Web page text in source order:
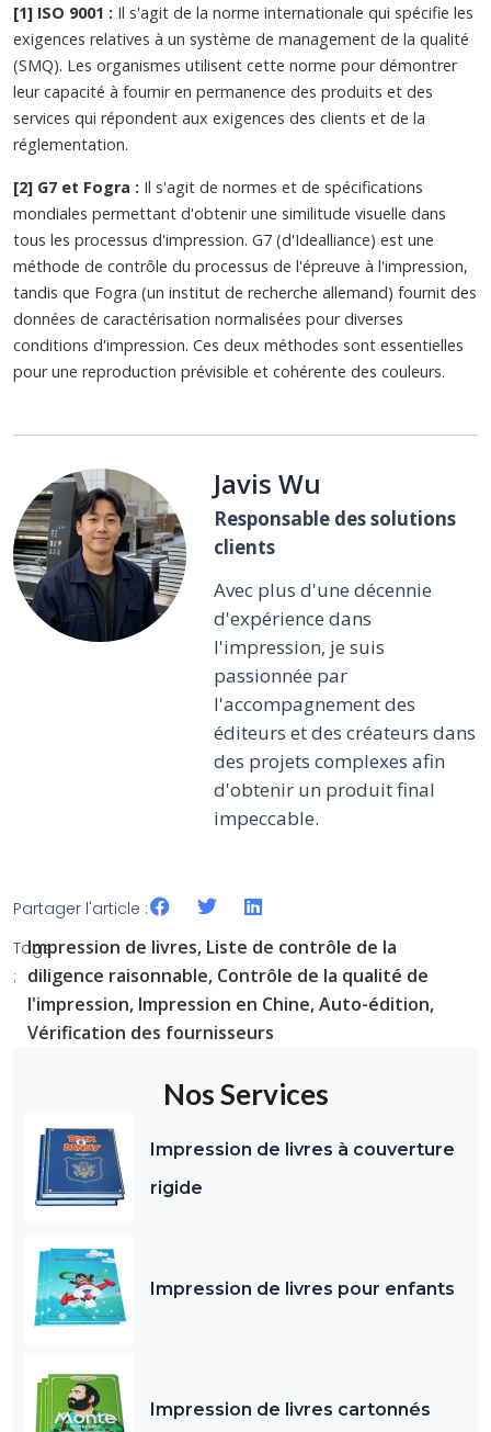
[1] ISO 9001 : Il s'agit de la norme internationale qui spécifie les
exigences relatives à un système de management de la qualité
(SMQ). Les organismes utilisent cette norme pour démontrer
leur capacité à fournir en permanence des produits et des
services qui répondent aux exigences des clients et de la
réglementation.
[2] G7 et Fogra : Il s'agit de normes et de spécifications
mondiales permettant d'obtenir une similitude visuelle dans
tous les processus d'impression. G7 (d'Idealliance) est une
méthode de contrôle du processus de l'épreuve à l'impression,
tandis que Fogra (un institut de recherche allemand) fournit des
données de caractérisation normalisées pour diverses
conditions d'impression. Ces deux méthodes sont essentielles
pour une reproduction prévisible et cohérente des couleurs.
Javis Wu
Responsable des solutions
clients
Avec plus d'une décennie
d'expérience dans
l'impression, je suis
passionnée par
l'accompagnement des
éditeurs et des créateurs dans
des projets complexes afin
d'obtenir un produit final
impeccable.
Partager l'article :
Tags
:
Impression de livres, Liste de contrôle de la
diligence raisonnable, Contrôle de la qualité de
l'impression, Impression en Chine,Auto-édition,
Vérification des fournisseurs
Nos Services
Impression de livres à couverture
rigide
Impression de livres pour enfants
Impression de livres cartonnés